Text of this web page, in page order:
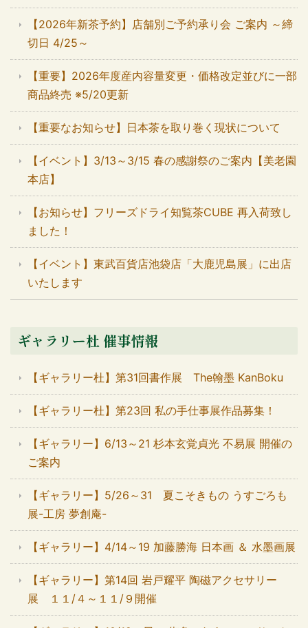
【2026年新茶予約】店舗別ご予約承り会 ご案内 ～締
切日 4/25～
【重要】2026年度産内容量変更・価格改定並びに一部
商品終売 ※5/20更新
【重要なお知らせ】日本茶を取り巻く現状について
【イベント】3/13～3/15 春の感謝祭のご案内【美老園
本店】
【お知らせ】フリーズドライ知覧茶CUBE 再入荷致し
ました！
【イベント】東武百貨店池袋店「大鹿児島展」に出店
いたします
ギャラリー杜 催事情報
【ギャラリー杜】第31回書作展 The翰墨 KanBoku
【ギャラリー杜】第23回 私の手仕事展作品募集！
【ギャラリー】6/13～21 杉本玄覚貞光 不易展 開催の
ご案内
【ギャラリー】5/26～31 夏こそきもの うすごろも
展-工房 夢創庵-
【ギャラリー】4/14～19 加藤勝海 日本画 ＆ 水墨画展
【ギャラリー】第14回 岩戸耀平 陶磁アクセサリー
展 １１/４～１１/９開催